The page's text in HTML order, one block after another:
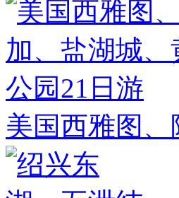
美国西雅图